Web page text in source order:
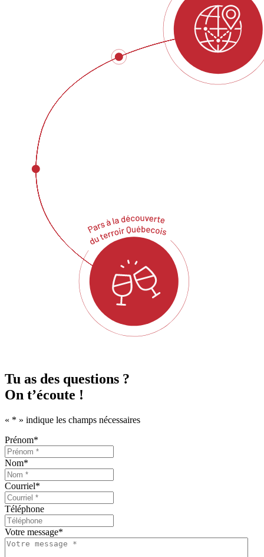
Tu as des questions ?
On t’écoute !
« * » indique les champs nécessaires
Prénom*
Nom*
Courriel*
Téléphone
Votre message*